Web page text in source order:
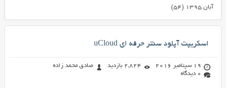
آبان ۱۳۹۵
(۵۴)
اسکریپت آپلود سنتر حرفه ای uCloud
19 سپتامبر 2016 2,824 بازدید
صادق محمد زاده
0 دیدگاه